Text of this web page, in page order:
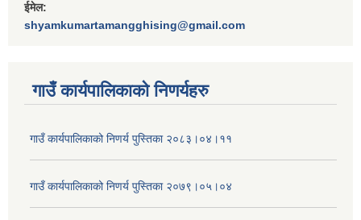
ईमेल:
shyamkumartamangghising@gmail.com
गाउँ कार्यपालिकाकाे निणर्यहरु
गाउँ कार्यपालिकाको निणर्य पुस्तिका २०८३।०४।११
गाउँ कार्यपालिकाको निणर्य पुस्तिका २०७९।०५।०४